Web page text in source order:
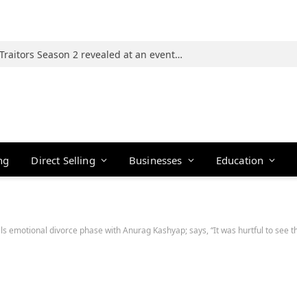
Photos: 21 players of The Traitors Season 2 revealed at an event in Mumbai
Direct Selling Businesses Education
emotional divorce phase with Anurag Kashyap; says, “It was hurtful to